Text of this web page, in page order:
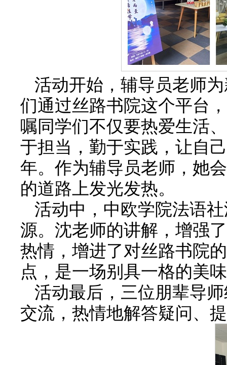
活动开始，辅导员老师
们通过丝路书院这个平台
嘱同学们不仅要热爱生活
于担当，勤于实践，让自
年。作为辅导员老师，她
的道路上发光发热。
活动中，中欧学院法语
源。沈老师的讲解，增强
热情，增进了对丝路书院
点，是一场别具一格的美
活动最后，三位朋辈导
交流，热情地解答疑问、